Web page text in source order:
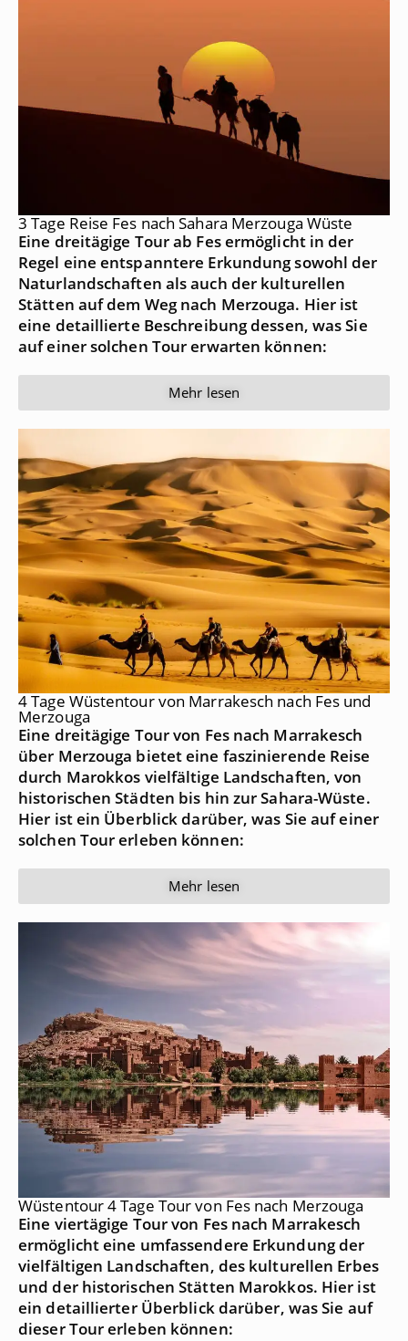
3 Tage Reise Fes nach Sahara Merzouga Wüste
Eine dreitägige Tour ab Fes ermöglicht in der
Regel eine entspanntere Erkundung sowohl der
Naturlandschaften als auch der kulturellen
Stätten auf dem Weg nach Merzouga. Hier ist
eine detaillierte Beschreibung dessen, was Sie
auf einer solchen Tour erwarten können:
Mehr lesen
4 Tage Wüstentour von Marrakesch nach Fes und
Merzouga
Eine dreitägige Tour von Fes nach Marrakesch
über Merzouga bietet eine faszinierende Reise
durch Marokkos vielfältige Landschaften, von
historischen Städten bis hin zur Sahara-Wüste.
Hier ist ein Überblick darüber, was Sie auf einer
solchen Tour erleben können:
Mehr lesen
Wüstentour 4 Tage Tour von Fes nach Merzouga
Eine viertägige Tour von Fes nach Marrakesch
ermöglicht eine umfassendere Erkundung der
vielfältigen Landschaften, des kulturellen Erbes
und der historischen Stätten Marokkos. Hier ist
ein detaillierter Überblick darüber, was Sie auf
dieser Tour erleben können: